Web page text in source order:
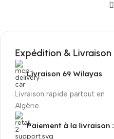
Expédition & Livraison
Livraison 69 Wilayas
Livraison rapide partout en
Algérie.
Paiement à la livraison :